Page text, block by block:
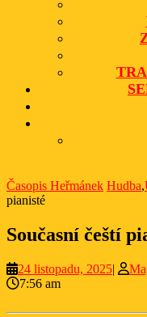
Časopis Heřmánek Hudba,
pianisté
Současní čeští
24 listopadu, 202524
|
7:56 am